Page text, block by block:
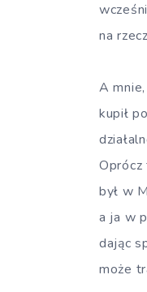
na
A
kupił
Oprócz
był w
a ja w
dając
może